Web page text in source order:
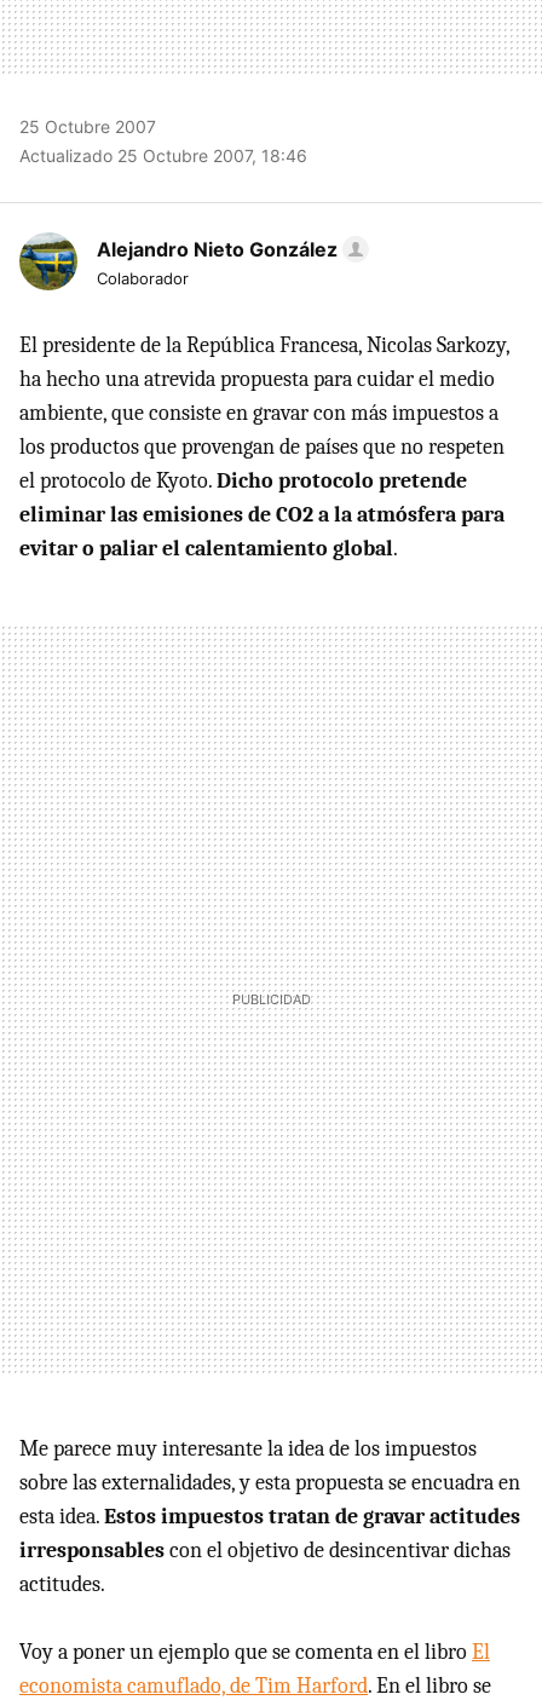
25 Octubre 2007
Actualizado 25 Octubre 2007, 18:46
Alejandro Nieto González
Colaborador
El presidente de la República Francesa, Nicolas Sarkozy,
ha hecho una atrevida propuesta para cuidar el medio
ambiente, que consiste en gravar con más impuestos a
los productos que provengan de países que no respeten
el protocolo de Kyoto.Dicho protocolo pretende
eliminar las emisiones de CO2 a la atmósfera para
evitar o paliar el calentamiento global.
Me parece muy interesante la idea de los impuestos
sobre las externalidades, y esta propuesta se encuadra en
esta idea.Estos impuestos tratan de gravar actitudes
irresponsablescon el objetivo de desincentivar dichas
actitudes.
Voy a poner un ejemplo que se comenta en el libroEl
economista camuflado, de Tim Harford. En el libro se